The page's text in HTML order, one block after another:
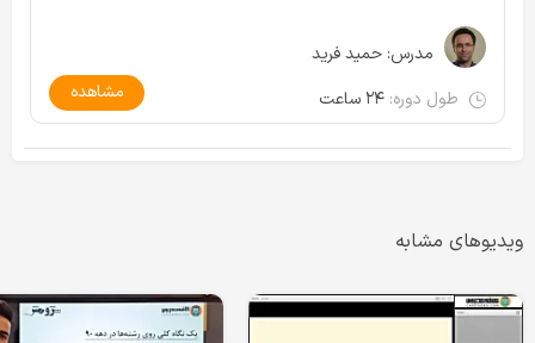
مدرس: حمید فرید
طول دوره: ۲۴ ساعت مشاهده
ویدیوهای مشابه